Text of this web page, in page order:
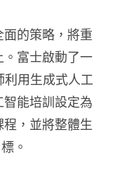
的策略，將重
富士啟動了一
用生成式人工
能培訓設定為
，並將整體生
。